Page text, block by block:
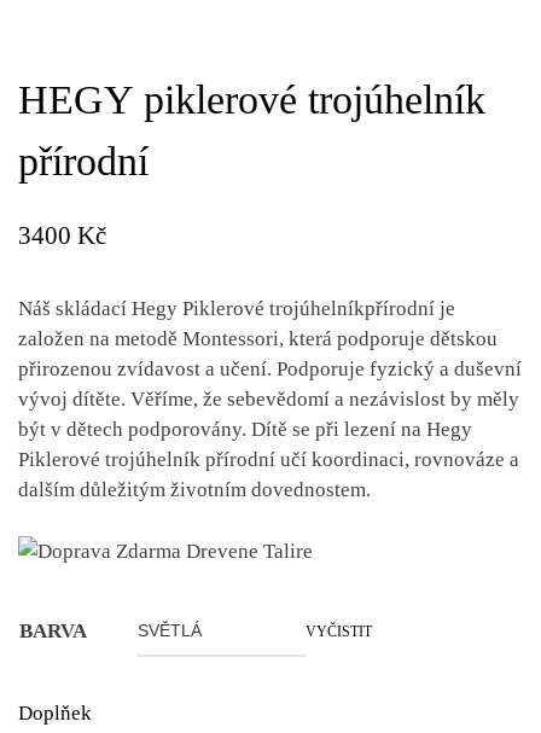
HEGY piklerové trojúhelník
přírodní
3400 Kč
Náš skládací Hegy Piklerové trojúhelníkpřírodní je
založen na metodě Montessori, která podporuje dětskou
přirozenou zvídavost a učení. Podporuje fyzický a duševní
vývoj dítěte. Věříme, že sebevědomí a nezávislost by měly
být v dětech podporovány. Dítě se při lezení na Hegy
Piklerové trojúhelník přírodní učí koordinaci, rovnováze a
dalším důležitým životním dovednostem.
BARVA VYČISTIT
Doplňek